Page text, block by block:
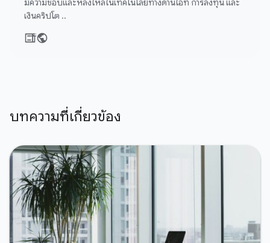
มีความชอบและหลงไหลในเทคโนโลยีทางด้านไอที การลงทุน และ
เงินคริปโต ..
บทความที่เกี่ยวข้อง